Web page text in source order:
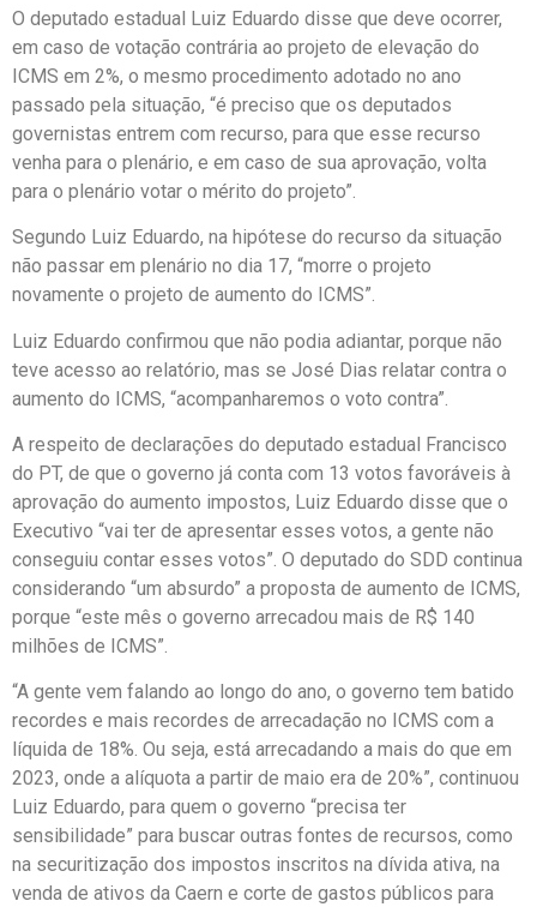
O deputado estadual Luiz Eduardo disse que deve ocorrer,
em caso de votação contrária ao projeto de elevação do
ICMS em 2%, o mesmo procedimento adotado no ano
passado pela situação, “é preciso que os deputados
governistas entrem com recurso, para que esse recurso
venha para o plenário, e em caso de sua aprovação, volta
para o plenário votar o mérito do projeto”.
Segundo Luiz Eduardo, na hipótese do recurso da situação
não passar em plenário no dia 17, “morre o projeto
novamente o projeto de aumento do ICMS”.
Luiz Eduardo confirmou que não podia adiantar, porque não
teve acesso ao relatório, mas se José Dias relatar contra o
aumento do ICMS, “acompanharemos o voto contra”.
A respeito de declarações do deputado estadual Francisco
do PT, de que o governo já conta com 13 votos favoráveis à
aprovação do aumento impostos, Luiz Eduardo disse que o
Executivo “vai ter de apresentar esses votos, a gente não
conseguiu contar esses votos”. O deputado do SDD continua
considerando “um absurdo” a proposta de aumento de ICMS,
porque “este mês o governo arrecadou mais de R$ 140
milhões de ICMS”.
“A gente vem falando ao longo do ano, o governo tem batido
recordes e mais recordes de arrecadação no ICMS com a
líquida de 18%. Ou seja, está arrecadando a mais do que em
2023, onde a alíquota a partir de maio era de 20%”, continuou
Luiz Eduardo, para quem o governo “precisa ter
sensibilidade” para buscar outras fontes de recursos, como
na securitização dos impostos inscritos na dívida ativa, na
venda de ativos da Caern e corte de gastos públicos para